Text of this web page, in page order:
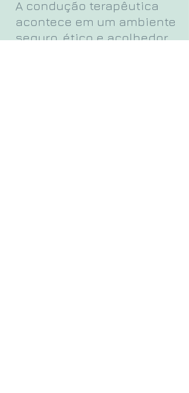
A condução terapêutica
acontece em um ambiente
seguro, ético e acolhedor,